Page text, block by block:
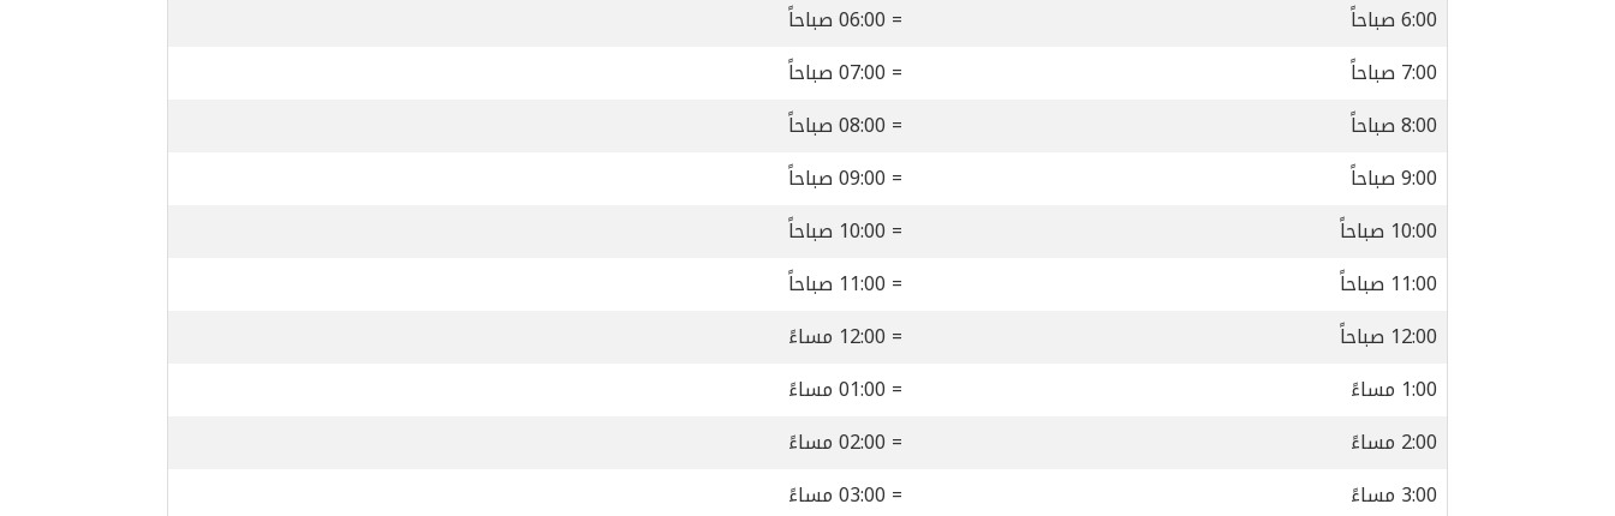
6:00 صباحاً
= 06:00 صباحاً
7:00 صباحاً
= 07:00 صباحاً
8:00 صباحاً
= 08:00 صباحاً
9:00 صباحاً
= 09:00 صباحاً
10:00 صباحاً
= 10:00 صباحاً
11:00 صباحاً
= 11:00 صباحاً
12:00 صباحاً
= 12:00 مساءً
1:00 مساءً
= 01:00 مساءً
2:00 مساءً
= 02:00 مساءً
3:00 مساءً
= 03:00 مساءً